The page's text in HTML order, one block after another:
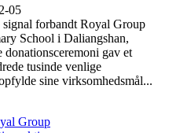
05
signal forbandt Royal Group
School i Daliangshan,
gav et
tusinde venlige
sine virksomhedsmål...